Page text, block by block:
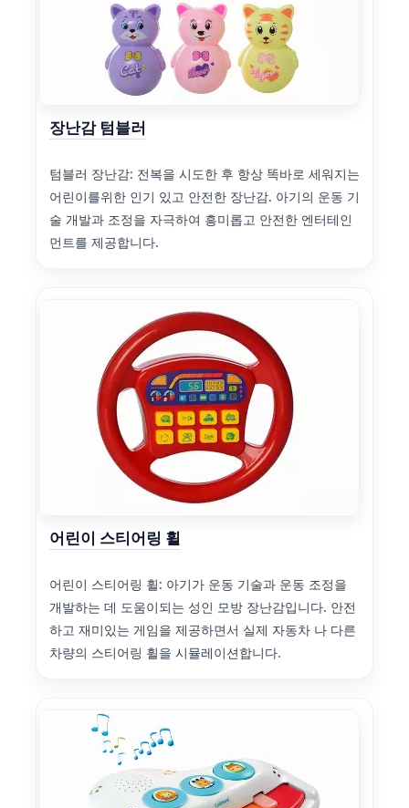
장난감 텀블러
텀블러 장난감: 전복을 시도한 후 항상 똑바로 세워지는
어린이를위한 인기 있고 안전한 장난감. 아기의 운동 기
술 개발과 조정을 자극하여 흥미롭고 안전한 엔터테인
먼트를 제공합니다.
어린이 스티어링 휠
어린이 스티어링 휠: 아기가 운동 기술과 운동 조정을
개발하는 데 도움이되는 성인 모방 장난감입니다. 안전
하고 재미있는 게임을 제공하면서 실제 자동차 나 다른
차량의 스티어링 휠을 시뮬레이션합니다.